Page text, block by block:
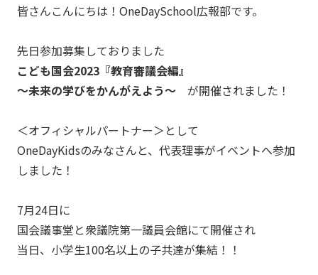
皆さんこんにちは！OneDaySchool広報部です。
先日参加募集しておりました
こども国会2023『教育審議会編』
〜未来の学びをかんがえよう〜 が開催されました！
＜オフィシャルパートナー＞として
OneDayKidsのみなさんと、代表理事がイベントへ参加
しました！
7月24日に
国会議事堂と衆議院第一議員会館にて開催され
当日、小学生100名以上の子共達が集結！！